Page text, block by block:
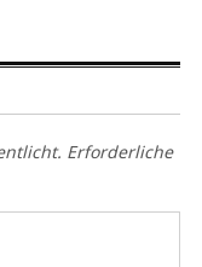
Erforderliche